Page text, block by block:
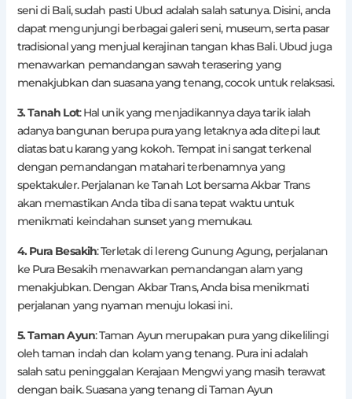
seni di Bali, sudah pasti Ubud adalah salah satunya. Disini, anda
dapat mengunjungi berbagai galeri seni, museum, serta pasar
tradisional yang menjual kerajinan tangan khas Bali. Ubud juga
menawarkan pemandangan sawah terasering yang
menakjubkan dan suasana yang tenang, cocok untuk relaksasi.
3. Tanah Lot: Hal unik yang menjadikannya daya tarik ialah
adanya bangunan berupa pura yang letaknya ada ditepi laut
diatas batu karang yang kokoh. Tempat ini sangat terkenal
dengan pemandangan matahari terbenamnya yang
spektakuler. Perjalanan ke Tanah Lot bersama Akbar Trans
akan memastikan Anda tiba di sana tepat waktu untuk
menikmati keindahan sunset yang memukau.
4. Pura Besakih: Terletak di lereng Gunung Agung, perjalanan
ke Pura Besakih menawarkan pemandangan alam yang
menakjubkan. Dengan Akbar Trans, Anda bisa menikmati
perjalanan yang nyaman menuju lokasi ini.
5. Taman Ayun: Taman Ayun merupakan pura yang dikelilingi
oleh taman indah dan kolam yang tenang. Pura ini adalah
salah satu peninggalan Kerajaan Mengwi yang masih terawat
dengan baik. Suasana yang tenang di Taman Ayun